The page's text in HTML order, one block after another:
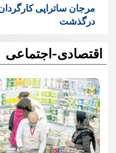
مرجان ساتراپی
درگذشت
اقتصادی-اجتماعی